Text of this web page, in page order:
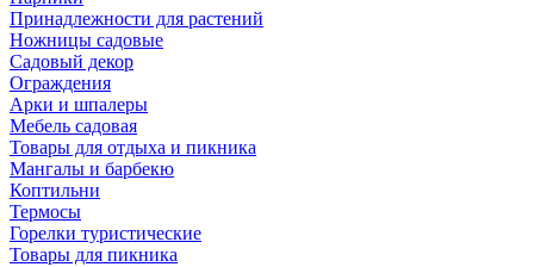
Принадлежности для растений
Ножницы садовые
Садовый декор
Ограждения
Арки и шпалеры
Мебель садовая
Товары для отдыха и пикника
Мангалы и барбекю
Коптильни
Термосы
Горелки туристические
Товары для пикника